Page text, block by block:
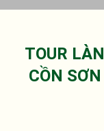
TOUR
CỒN